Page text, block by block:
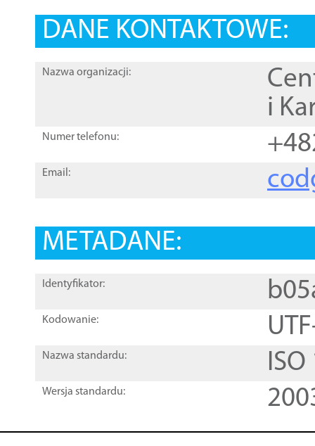
DANE KONTAKTOWE:
Nazwa organizacji:
i
Numer telefonu:
Email:
METADANE:
Identyfikator:
Kodowanie:
Nazwa standardu:
Wersja standardu: